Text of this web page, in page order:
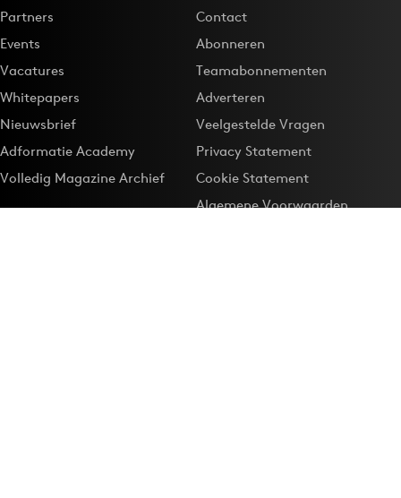
Partners
Events
Vacatures
Whitepapers
Nieuwsbrief
Adformatie Academy
Volledig Magazine Archief
Contact
Abonneren
Teamabonnementen
Adverteren
Veelgestelde Vragen
Privacy Statement
Cookie Statement
Algemene Voorwaarden